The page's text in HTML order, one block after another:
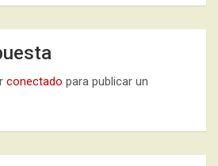
conectado para publicar un